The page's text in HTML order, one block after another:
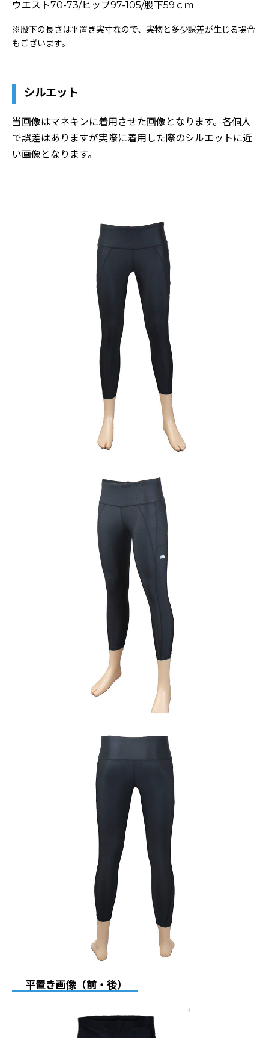
ウエスト70-73/ヒップ97-105/股下59ｃｍ
※股下の長さは平置き実寸なので、実物と多少誤差が生じる場合
もございます。
シルエット
当画像はマネキンに着用させた画像となります。各個人
で誤差はありますが実際に着用した際のシルエットに近
い画像となります。
平置き画像（前・後）